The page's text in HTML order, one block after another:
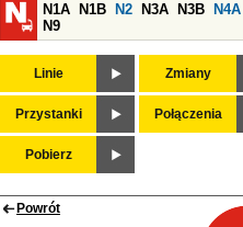
N1A
N1B N2 N3A N3B N4A
N9
Linie Zmiany
Przystanki Połączenia
Pobierz
Powrót